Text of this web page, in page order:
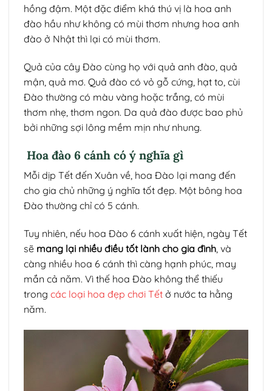
hồng đậm. Một đặc điểm khá thú vị là hoa anh
đào hầu như không có mùi thơm nhưng hoa anh
đào ở Nhật thì lại có mùi thơm.
Quả của cây Đào cùng họ với quả anh đào, quả
mận, quả mơ. Quả đào có vỏ gỗ cứng, hạt to, cùi
Đào thường có màu vàng hoặc trắng, có mùi
thơm nhẹ, thơm ngon. Da quả đào được bao phủ
bởi những sợi lông mềm mịn như nhung.
Hoa đào 6 cánh có ý nghĩa gì
Mỗi dịp Tết đến Xuân về, hoa Đào lại mang đến
cho gia chủ những ý nghĩa tốt đẹp. Một bông hoa
Đào thường chỉ có 5 cánh.
Tuy nhiên, nếu hoa Đào 6 cánh xuất hiện, ngày Tết
sẽ mang lại nhiều điều tốt lành cho gia đình , và
càng nhiều hoa 6 cánh thì càng hạnh phúc, may
mắn cả năm. Vì thế hoa Đào không thể thiếu
trong các loại hoa đẹp chơi Tết ở nước ta hằng
năm.